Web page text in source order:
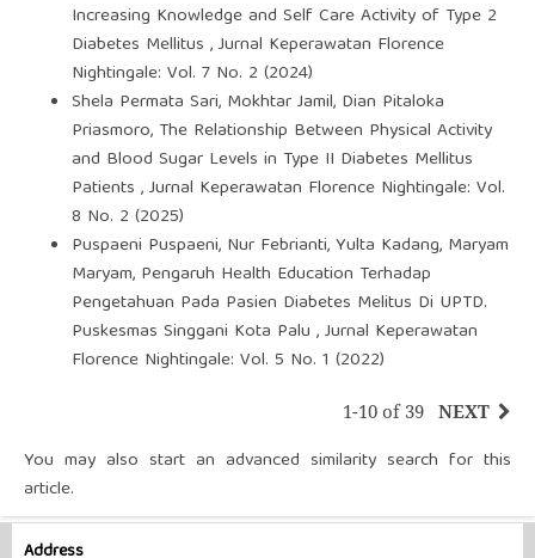
Increasing Knowledge and Self Care Activity of Type 2
Diabetes Mellitus ,Jurnal Keperawatan Florence
Nightingale: Vol. 7 No. 2 (2024)
Shela Permata Sari, Mokhtar Jamil, Dian Pitaloka
Priasmoro, The Relationship Between Physical Activity
and Blood Sugar Levels in Type II Diabetes Mellitus
Patients ,Jurnal Keperawatan Florence Nightingale: Vol.
8 No. 2 (2025)
Puspaeni Puspaeni, Nur Febrianti, Yulta Kadang, Maryam
Maryam, Pengaruh Health Education Terhadap
Pengetahuan Pada Pasien Diabetes Melitus Di UPTD.
Puskesmas Singgani Kota Palu ,Jurnal Keperawatan
Florence Nightingale: Vol. 5 No. 1 (2022)
1-10 of 39 NEXT
You may also start an advanced similarity search for this
article.
Address